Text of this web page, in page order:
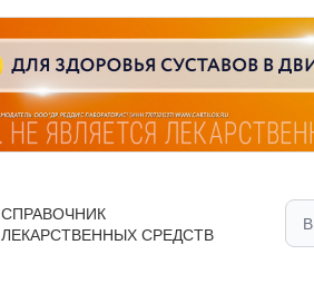
СПРАВОЧНИК
ЛЕКАРСТВЕННЫХ СРЕДСТВ